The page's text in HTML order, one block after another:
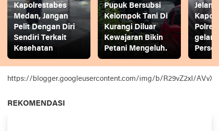
Kapolrestabes
Medan, Jangan
Pelit Dengan Diri
Sendiri Terkait
Kesehatan
Pupuk Bersubsi
Kelompok Tani Di
Kurangi Diluar
Kewajaran Bikin
Petani Mengeluh.
gelar
https://blogger.googleusercontent.com/img/b/R29vZ2xl/
REKOMENDASI